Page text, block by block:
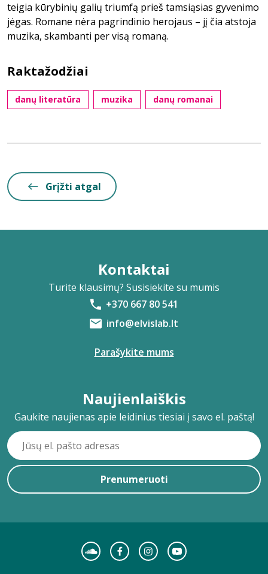
teigia kūrybinių galių triumfą prieš tamsiąsias gyvenimo
jėgas. Romane nėra pagrindinio herojaus – jį čia atstoja
muzika, skambanti per visą romaną.
Raktažodžiai
danų literatūra muzika danų romanai
Grįžti atgal
Kontaktai
Turite klausimų? Susisiekite su mumis
+370 667 80 541
info@elvislab.lt
Parašykite mums
Naujienlaiškis
Gaukite naujienas apie leidinius tiesiai į savo el. paštą!
Prenumeruoti